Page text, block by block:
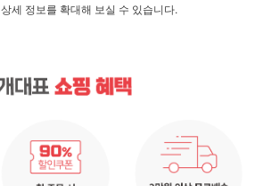
상세 정보를 확대해 보실 수 있습니다.